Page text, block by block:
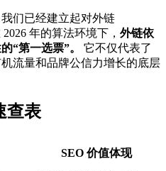
们已经建立起对外链
年的算法环境下， 外链依
“第一选票”。
它不仅代表了
流量和品牌公信力增长的底层
查表
SEO 价值体现